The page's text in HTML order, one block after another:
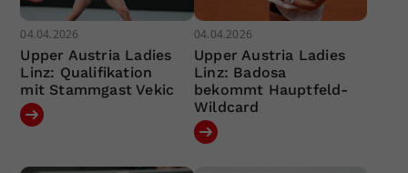
04.04.2026
Upper Austria Ladies
Linz: Qualifikation
mit Stammgast Vekic
04.04.2026
Upper Austria Ladies
Linz: Badosa
bekommt Hauptfeld-
Wildcard